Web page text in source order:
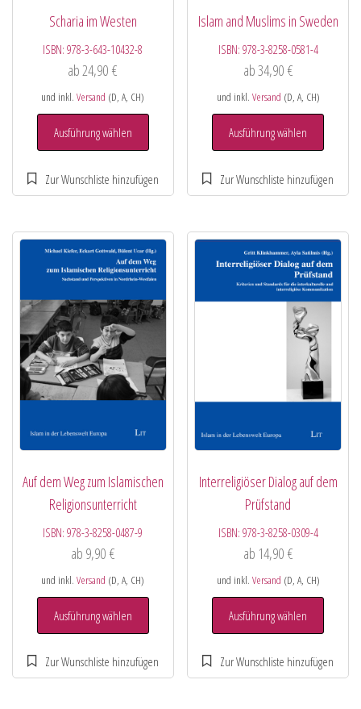
Scharia im Westen
ISBN:978-3-643-10432-8
ab24,90€
und inkl.Versand (D, A, CH)
Ausführung wählen
Islam and Muslims in Sweden
ISBN: 978-3-8258-0581-4
ab34,90 €
und inkl. Versand (D, A, CH)
Ausführung wählen
Auf dem Weg zum Islamischen
Religionsunterricht
ISBN:978-3-8258-0487-9
ab 9,90 €
und inkl.Versand (D, A, CH)
Ausführung wählen
Interreligiöser Dialog auf dem
Prüfstand
ISBN: 978-3-8258-0309-4
ab 14,90 €
und inkl. Versand (D, A, CH)
Ausführung wählen